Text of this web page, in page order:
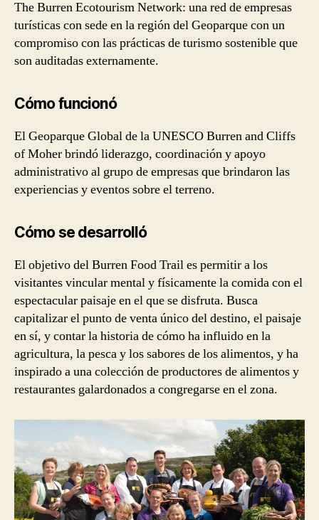
The Burren Ecotourism Network: una red de empresas
turísticas con sede en la región del Geoparque con un
compromiso con las prácticas de turismo sostenible que
son auditadas externamente.
Cómo funcionó
El Geoparque Global de la UNESCO Burren and Cliffs
of Moher brindó liderazgo, coordinación y apoyo
administrativo al grupo de empresas que brindaron las
experiencias y eventos sobre el terreno.
Cómo se desarrolló
El objetivo del Burren Food Trail es permitir a los
visitantes vincular mental y físicamente la comida con el
espectacular paisaje en el que se disfruta. Busca
capitalizar el punto de venta único del destino, el paisaje
en sí, y contar la historia de cómo ha influido en la
agricultura, la pesca y los sabores de los alimentos, y ha
inspirado a una colección de productores de alimentos y
restaurantes galardonados a congregarse en el zona.